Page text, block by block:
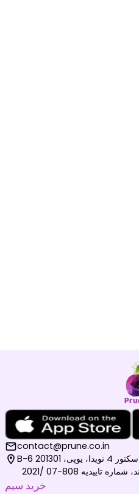
contact@prune.co.in
B-6 سکتور 4 نویدا، یوپی، 201301
خرید سیم